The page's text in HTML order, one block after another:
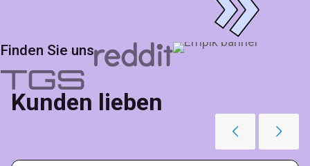
Finden Sie uns
Kunden lieben